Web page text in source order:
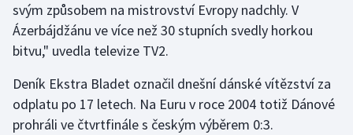
Florbal
Futsal
Golf
svým způsobem na mistrovství Evropy nadchly. V
Ázerbájdžánu ve více než 30 stupních svedly horkou
bitvu," uvedla televize TV2.
Deník Ekstra Bladet označil dnešní dánské vítězství za
odplatu po 17 letech. Na Euru v roce 2004 totiž Dánové
prohráli ve čtvrtfinále s českým výběrem 0:3.